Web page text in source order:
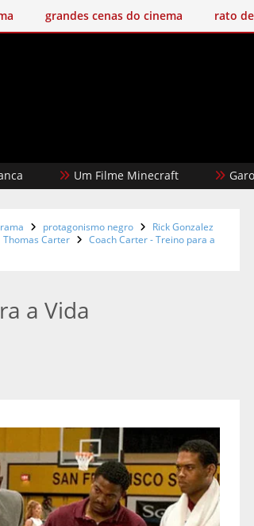
grandes cenas do cinema rato
Um Filme Minecraft Garota
protagonismo negro
Rick Gonzalez
Thomas Carter
Coach Carter - Treino para a
a Vida